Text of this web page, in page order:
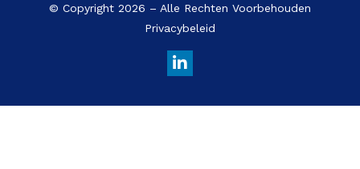
© Copyright 2026 – Alle Rechten Voorbehouden
Privacybeleid